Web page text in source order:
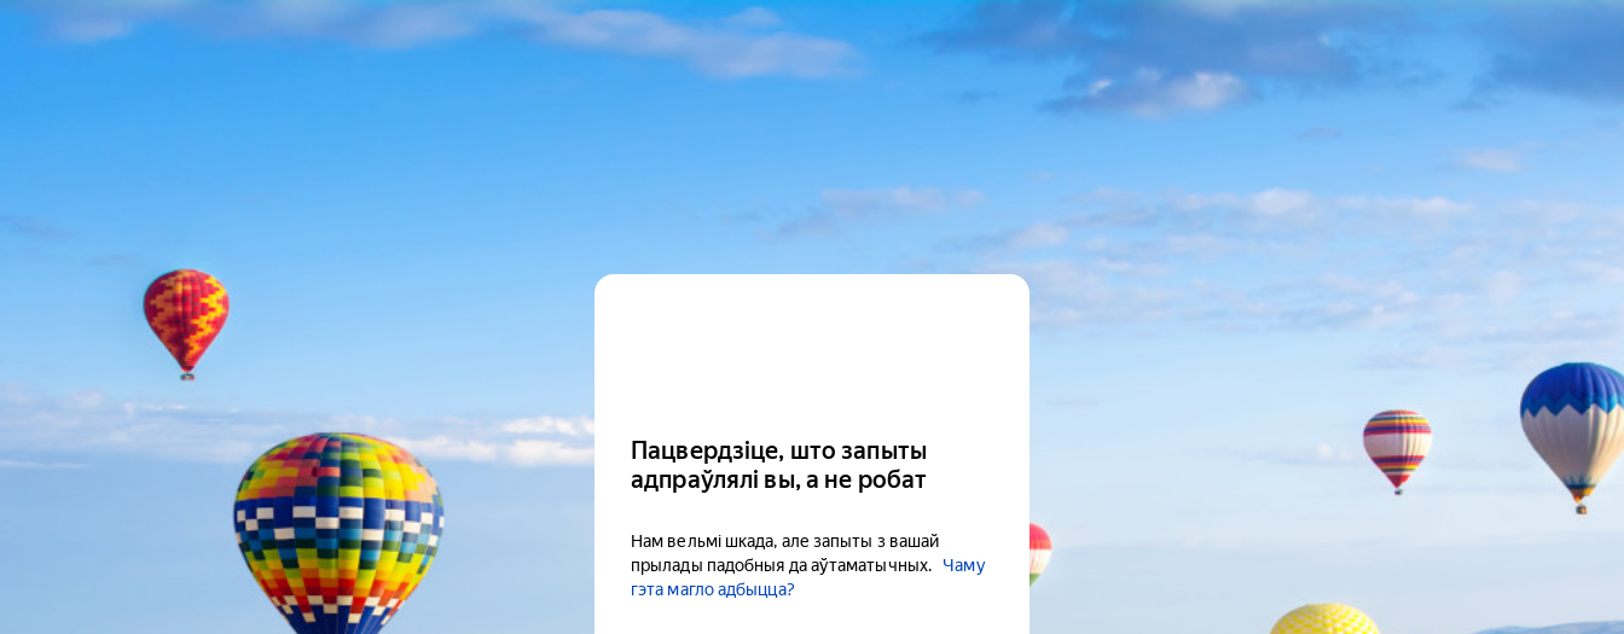
Пацвердзіце, што запыты
адпраўлялі вы, а не робат
Нам вельмі шкада, але запыты з вашай
прылады падобныя да аўтаматычных.
Чаму
гэта магло адбыцца?